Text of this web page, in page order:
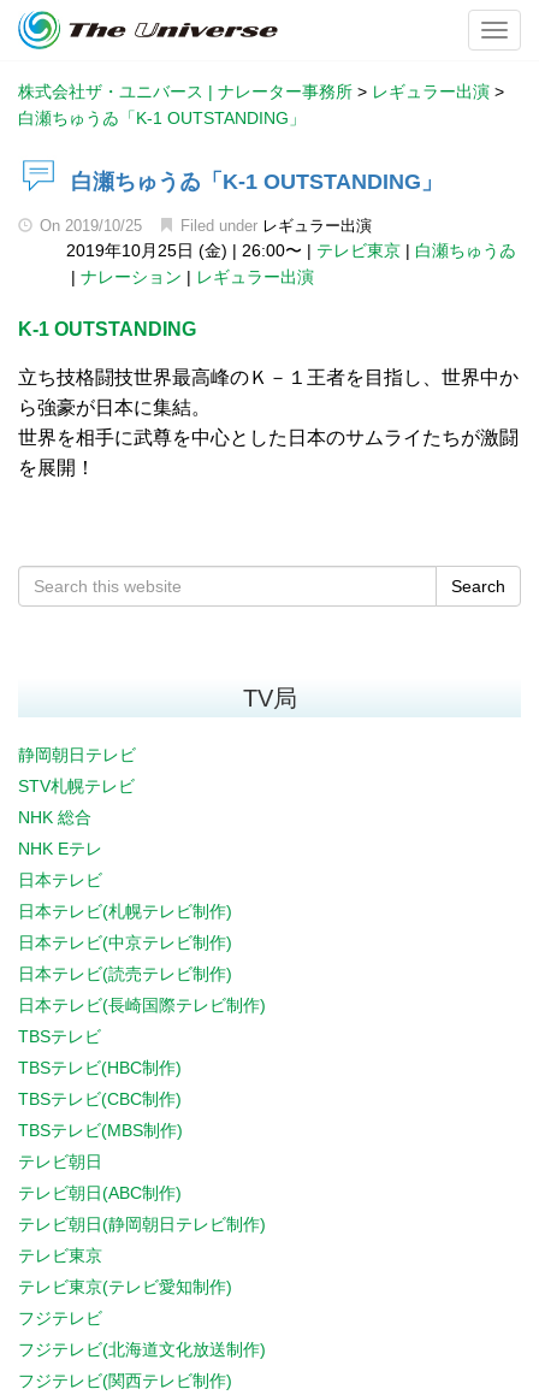
株式会社ザ・ユニバース | ナレーター事務所 > レギュラー出演 >
白瀬ちゅうゐ「K-1 OUTSTANDING」
白瀬ちゅうゐ「K-1 OUTSTANDING」
On 2019/10/25 Filed under レギュラー出演
2019年10月25日 (金) | 26:00〜 | テレビ東京 | 白瀬ちゅうゐ
| ナレーション | レギュラー出演
K-1 OUTSTANDING
立ち技格闘技世界最高峰のＫ－１王者を目指し、世界中か
ら強豪が日本に集結。
世界を相手に武尊を中心とした日本のサムライたちが激闘
を展開！
Search
TV局
静岡朝日テレビ
STV札幌テレビ
NHK 総合
NHK Eテレ
日本テレビ
日本テレビ(札幌テレビ制作)
日本テレビ(中京テレビ制作)
日本テレビ(読売テレビ制作)
日本テレビ(長崎国際テレビ制作)
TBSテレビ
TBSテレビ(HBC制作)
TBSテレビ(CBC制作)
TBSテレビ(MBS制作)
テレビ朝日
テレビ朝日(ABC制作)
テレビ朝日(静岡朝日テレビ制作)
テレビ東京
テレビ東京(テレビ愛知制作)
フジテレビ
フジテレビ(北海道文化放送制作)
フジテレビ(関西テレビ制作)